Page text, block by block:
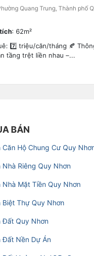
Quang Trung, Thành phố
: 62m²
7️⃣ triệu/căn/tháng 🍂
tầng trệt liền nhau –...
BÁN
Căn Hộ Chung Cư Quy
Nhà Riêng Quy Nhơn
Nhà Mặt Tiền Quy Nhơn
Biệt Thự Quy Nhơn
Đất Quy Nhơn
Đất Nền Dự Án